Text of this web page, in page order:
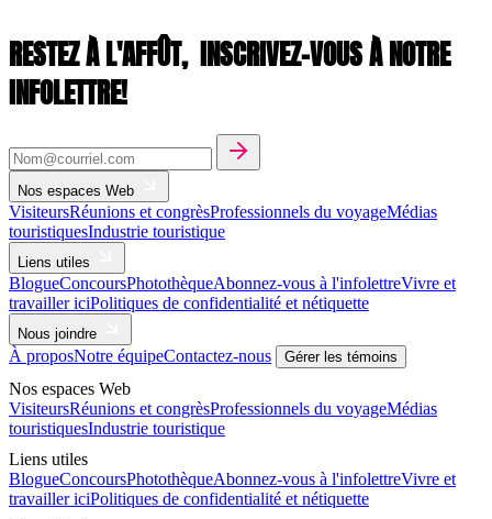
RESTEZ À L'AFFÛT, INSCRIVEZ-VOUS À NOTRE
INFOLETTRE!
Nos espaces Web
VisiteursRéunions et congrèsProfessionnels du voyageMédias
touristiquesIndustrie touristique
Liens utiles
BlogueConcoursPhotothèqueAbonnez-vous à l'infolettreVivre et
travailler iciPolitiques de confidentialité et nétiquette
Nous joindre
À proposNotre équipeContactez-nous Gérer les témoins
Nos espaces Web
VisiteursRéunions et congrèsProfessionnels du voyageMédias
touristiquesIndustrie touristique
Liens utiles
BlogueConcoursPhotothèqueAbonnez-vous à l'infolettreVivre et
travailler iciPolitiques de confidentialité et nétiquette